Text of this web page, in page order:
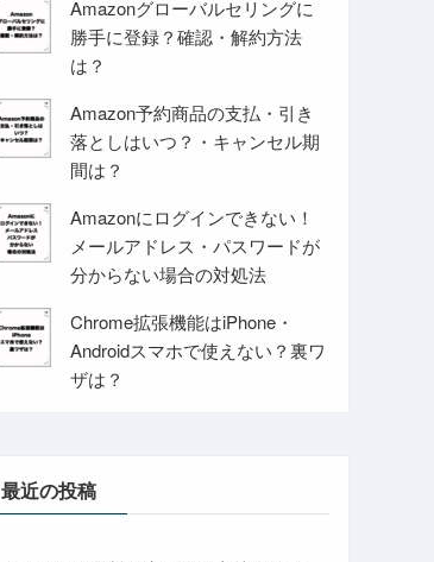
Amazonグローバルセリングに
勝手に登録？確認・解約方法
は？
Amazon予約商品の支払・引き
落としはいつ？・キャンセル期
間は？
Amazonにログインできない！
メールアドレス・パスワードが
分からない場合の対処法
Chrome拡張機能はiPhone・
Androidスマホで使えない？裏ワ
ザは？
最近の投稿